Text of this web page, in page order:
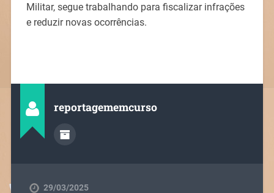
Militar, segue trabalhando para fiscalizar infrações
e reduzir novas ocorrências.
reportagememcurso
29/03/2025